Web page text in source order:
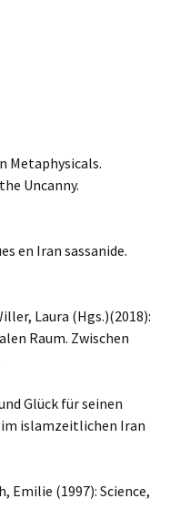
Metaphysicals.
Uncanny.
en Iran sassanide.
Laura (Hgs.)(2018):
Raum. Zwischen
Glück für seinen
islamzeitlichen Iran
Emilie (1997): Science,